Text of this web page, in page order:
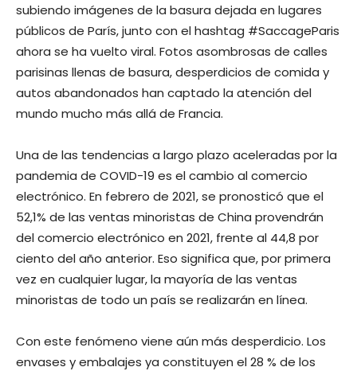
subiendo imágenes de la basura dejada en lugares
públicos de París, junto con el hashtag #SaccageParis
ahora se ha vuelto viral. Fotos asombrosas de calles
parisinas llenas de basura, desperdicios de comida y
autos abandonados han captado la atención del
mundo mucho más allá de Francia.
Una de las tendencias a largo plazo aceleradas por la
pandemia de COVID-19 es el cambio al comercio
electrónico. En febrero de 2021, se pronosticó que el
52,1% de las ventas minoristas de China provendrán
del comercio electrónico en 2021, frente al 44,8 por
ciento del año anterior. Eso significa que, por primera
vez en cualquier lugar, la mayoría de las ventas
minoristas de todo un país se realizarán en línea.
Con este fenómeno viene aún más desperdicio. Los
envases y embalajes ya constituyen el 28 % de los